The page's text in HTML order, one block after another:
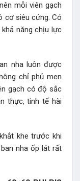
mỗi viên gạch
cơ siêu cứng. Có
năng chịu lực
nha luôn được
chỉ phủ men
gạch có độ sắc
thực, tinh tế hài
khe trước khi
nha ốp lát rất